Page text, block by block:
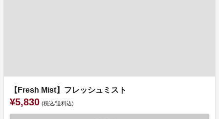
【Fresh Mist】フレッシュミスト
¥5,830 (税込/送料込)